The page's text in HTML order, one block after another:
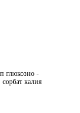
глюкозно -
калия